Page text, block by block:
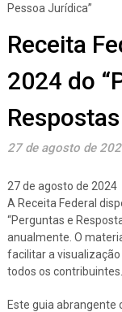
Pessoa Jurídica”
Receita
2024 do
27 de agosto de
27 de agosto de 2024
A Receita Federal
“Perguntas e
anualmente. O
facilitar a
todos os contribuintes.
Este guia abrangente